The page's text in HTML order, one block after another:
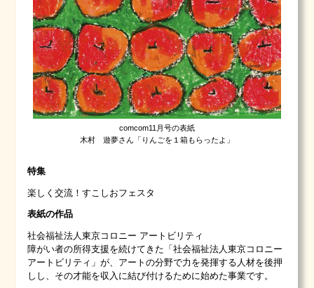
comcom11月号の表紙
木村 遊夢さん「りんごを１箱もらったよ」
特集
楽しく交流！すこしおフェスタ
表紙の作品
社会福祉法人東京コロニー アートビリティ
障がい者の所得支援を続けてきた「社会福祉法人東京コロニー
アートビリティ」が、アートの分野で力を発揮する人材を後押
しし、その才能を収入に結び付けるために始めた事業です。